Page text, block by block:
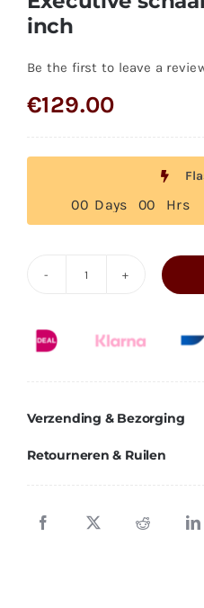
inch
Be the first to leave a
€129.00
00 Days 00 Hrs
3.75
Verzending & Bezorging
Retourneren & Ruilen